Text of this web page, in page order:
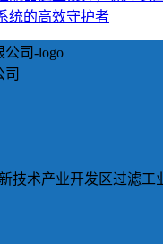
统的高效守护者
司
技术产业开发区过滤工